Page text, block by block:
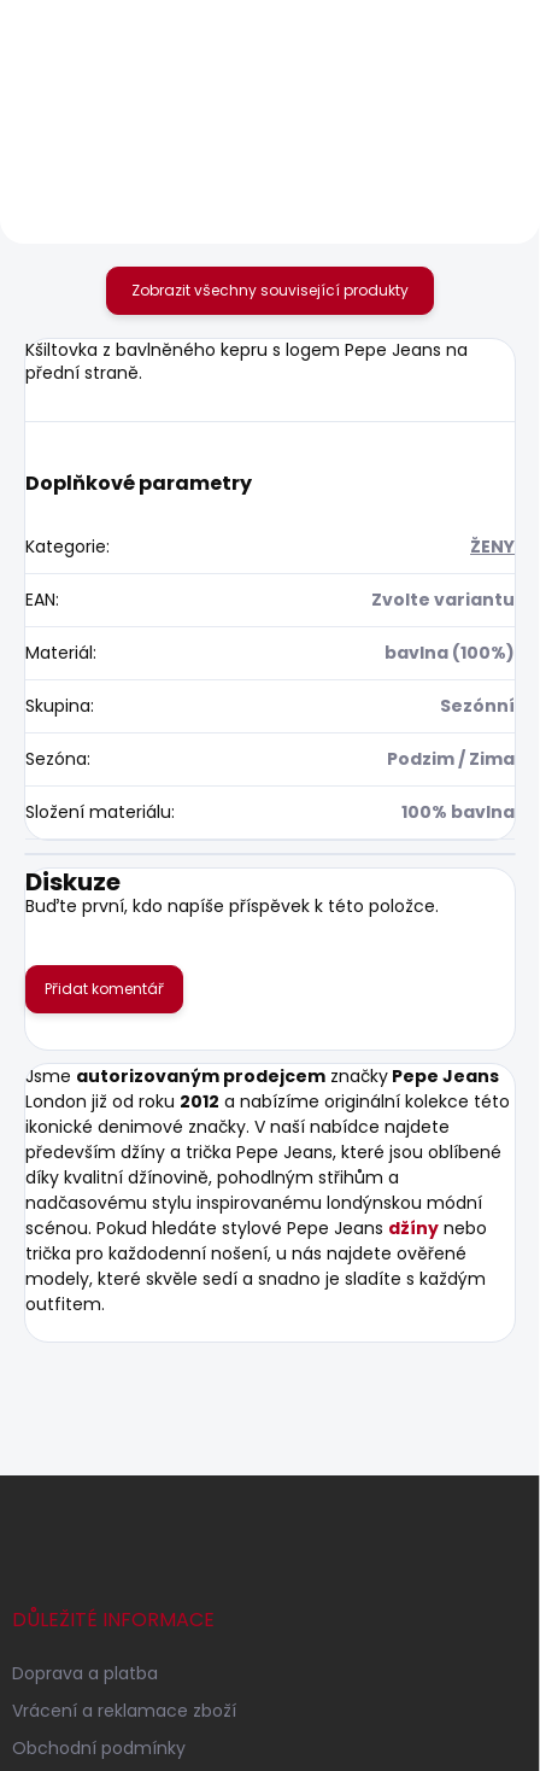
Zobrazit všechny související produkty
Kšiltovka z bavlněného kepru s logem Pepe Jeans na
přední straně.
Doplňkové parametry
Kategorie: ŽENY
EAN: Zvolte variantu
Materiál: bavlna (100%)
Skupina: Sezónní
Sezóna: Podzim / Zima
Složení materiálu: 100% bavlna
Diskuze
Buďte první, kdo napíše příspěvek k této položce.
Přidat komentář
Jsme autorizovaným prodejcem značky Pepe Jeans
London již od roku 2012 a nabízíme originální kolekce této
ikonické denimové značky. V naší nabídce najdete
především džíny a trička Pepe Jeans, které jsou oblíbené
díky kvalitní džínovině, pohodlným střihům a
nadčasovému stylu inspirovanému londýnskou módní
scénou. Pokud hledáte stylové Pepe Jeans džíny nebo
trička pro každodenní nošení, u nás najdete ověřené
modely, které skvěle sedí a snadno je sladíte s každým
outfitem.
Z
DŮLEŽITÉ INFORMACE
Doprava a platba
Vrácení a reklamace zboží
Obchodní podmínky